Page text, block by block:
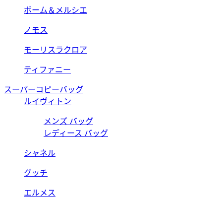
ボーム＆メルシエ
ノモス
モーリスラクロア
ティファニー
スーパーコピーバッグ
ルイヴィトン
メンズ バッグ
レディース バッグ
シャネル
グッチ
エルメス